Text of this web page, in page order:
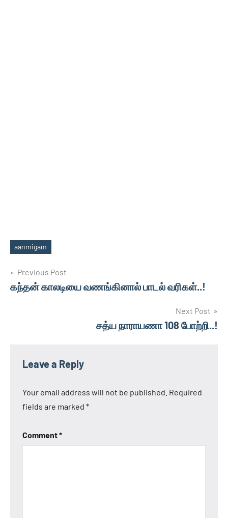
Tags
aanmigam
Post
navigation
Previous Post
கந்தன் காலடியை வணங்கினால் பாடல் வரிகள்..!
Next Post
சத்ய நாராயணா 108 போற்றி..!
Leave a Reply
Your email address will not be published. Required
fields are marked *
Comment*